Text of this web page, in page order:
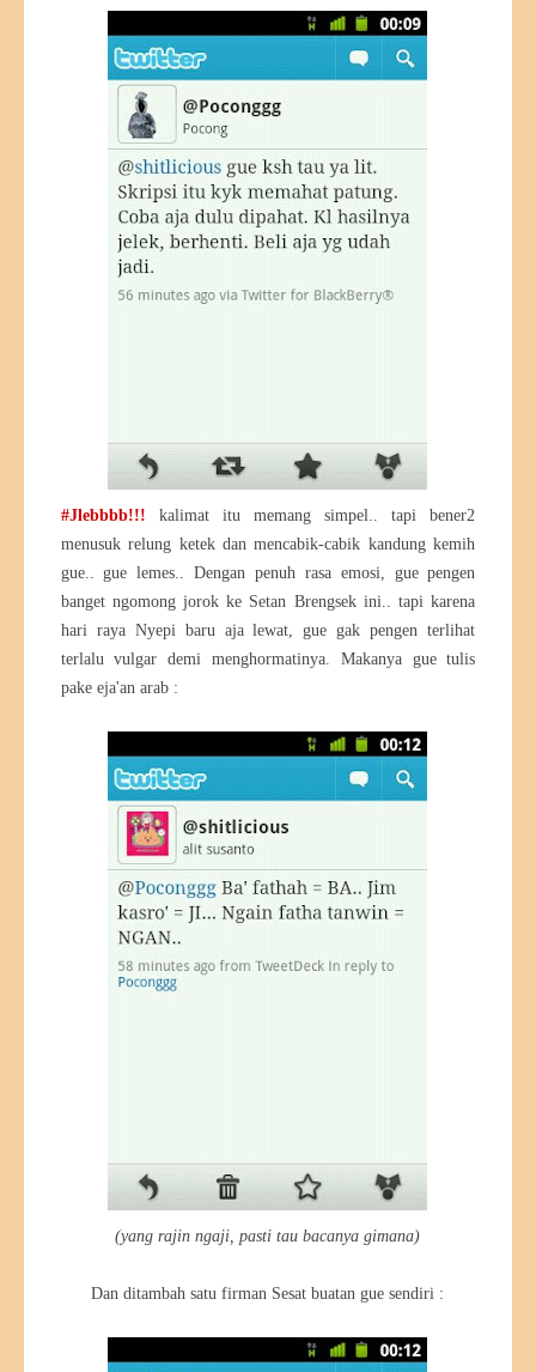
#Jlebbbb!!!
kalimat itu memang simpel.. tapi bener2
menusuk relung ketek dan mencabik-cabik kandung kemih
gue.. gue lemes.. Dengan penuh rasa emosi, gue pengen
banget ngomong jorok ke Setan Brengsek ini.. tapi karena
hari raya Nyepi baru aja lewat, gue gak pengen terlihat
terlalu vulgar demi menghormatinya. Makanya gue tulis
pake eja'an arab :
(yang rajin ngaji, pasti tau bacanya gimana)
Dan ditambah satu firman Sesat buatan gue sendiri :